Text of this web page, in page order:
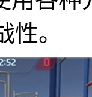
。